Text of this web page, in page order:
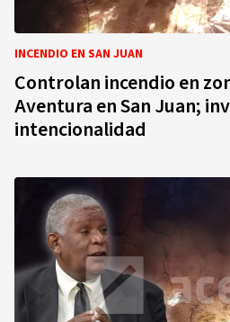
INCENDIO EN SAN JUAN
Controlan incendio en
Aventura en San Juan;
intencionalidad